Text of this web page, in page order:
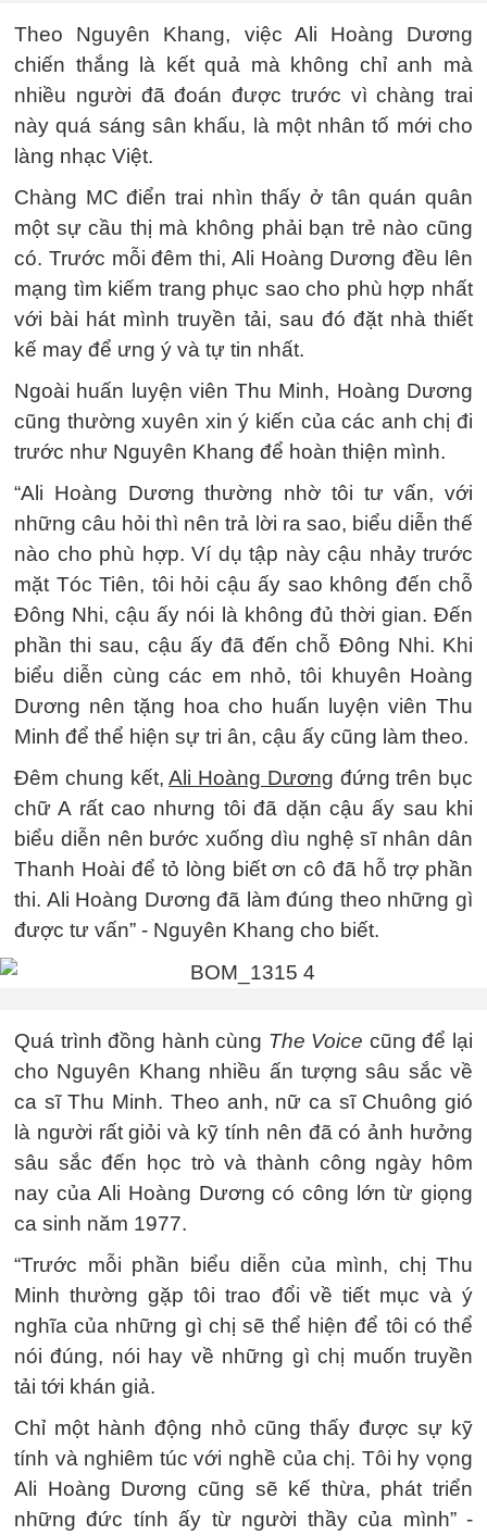
Theo Nguyên Khang, việc Ali Hoàng Dương
chiến thắng là kết quả mà không chỉ anh mà
nhiều người đã đoán được trước vì chàng trai
này quá sáng sân khấu, là một nhân tố mới cho
làng nhạc Việt.
Chàng MC điển trai nhìn thấy ở tân quán quân
một sự cầu thị mà không phải bạn trẻ nào cũng
có. Trước mỗi đêm thi, Ali Hoàng Dương đều lên
mạng tìm kiếm trang phục sao cho phù hợp nhất
với bài hát mình truyền tải, sau đó đặt nhà thiết
kế may để ưng ý và tự tin nhất.
Ngoài huấn luyện viên Thu Minh, Hoàng Dương
cũng thường xuyên xin ý kiến của các anh chị đi
trước như Nguyên Khang để hoàn thiện mình.
“Ali Hoàng Dương thường nhờ tôi tư vấn, với
những câu hỏi thì nên trả lời ra sao, biểu diễn thế
nào cho phù hợp. Ví dụ tập này cậu nhảy trước
mặt Tóc Tiên, tôi hỏi cậu ấy sao không đến chỗ
Đông Nhi, cậu ấy nói là không đủ thời gian. Đến
phần thi sau, cậu ấy đã đến chỗ Đông Nhi. Khi
biểu diễn cùng các em nhỏ, tôi khuyên Hoàng
Dương nên tặng hoa cho huấn luyện viên Thu
Minh để thể hiện sự tri ân, cậu ấy cũng làm theo.
Đêm chung kết,Ali Hoàng Dương đứng trên bục
chữ A rất cao nhưng tôi đã dặn cậu ấy sau khi
biểu diễn nên bước xuống dìu nghệ sĩ nhân dân
Thanh Hoài để tỏ lòng biết ơn cô đã hỗ trợ phần
thi. Ali Hoàng Dương đã làm đúng theo những gì
được tư vấn” - Nguyên Khang cho biết.
Quá trình đồng hành cùng The Voice cũng để lại
cho Nguyên Khang nhiều ấn tượng sâu sắc về
ca sĩ Thu Minh. Theo anh, nữ ca sĩ Chuông gió
là người rất giỏi và kỹ tính nên đã có ảnh hưởng
sâu sắc đến học trò và thành công ngày hôm
nay của Ali Hoàng Dương có công lớn từ giọng
ca sinh năm 1977.
“Trước mỗi phần biểu diễn của mình, chị Thu
Minh thường gặp tôi trao đổi về tiết mục và ý
nghĩa của những gì chị sẽ thể hiện để tôi có thể
nói đúng, nói hay về những gì chị muốn truyền
tải tới khán giả.
Chỉ một hành động nhỏ cũng thấy được sự kỹ
tính và nghiêm túc với nghề của chị. Tôi hy vọng
Ali Hoàng Dương cũng sẽ kế thừa, phát triển
những đức tính ấy từ người thầy của mình” -